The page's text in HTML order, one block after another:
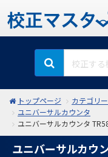
トップページ カテゴリ
ユニバーサルカウンタ
ユニバーサルカウンタ
ユニバーサルカウ